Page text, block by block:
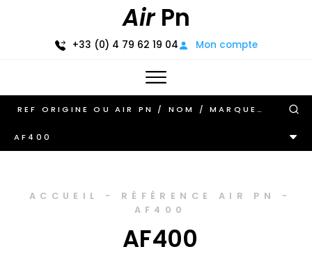
AirPn
+33 (0) 4 79 62 19 04 Mon compte
AF400
ACCUEIL - RÉFÉRENCE AIR PN
-
AF400
AF400